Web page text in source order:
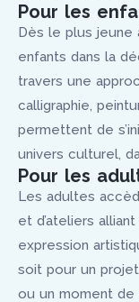
Pour les
Dès le plus jeune
enfants dans la
travers une
calligraphie,
permettent de
univers culturel,
Pour les
Les adultes
et d’ateliers
expression
soit pour un
ou un moment